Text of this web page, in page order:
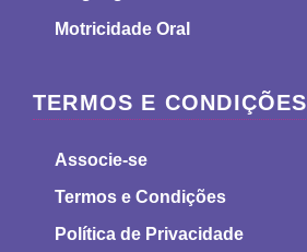
Motricidade Oral
TERMOS E CONDIÇÕES
Associe-se
Termos e Condições
Política de Privacidade